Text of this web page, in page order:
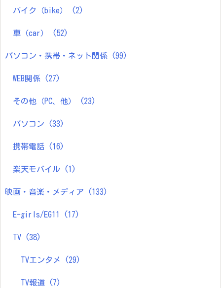
バイク（bike） (2)
車（car） (52)
パソコン・携帯・ネット関係 (99)
WEB関係 (27)
その他（PC、他） (23)
パソコン (33)
携帯電話 (16)
楽天モバイル (1)
映画・音楽・メディア (133)
E-girls/EG11 (17)
TV (38)
TVエンタメ (29)
TV報道 (7)